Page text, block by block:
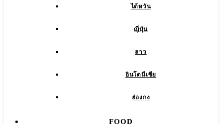
ไต้หวัน
ญี่ปุ่น
ลาว
อินโดนีเซีย
ฮ่องกง
FOOD